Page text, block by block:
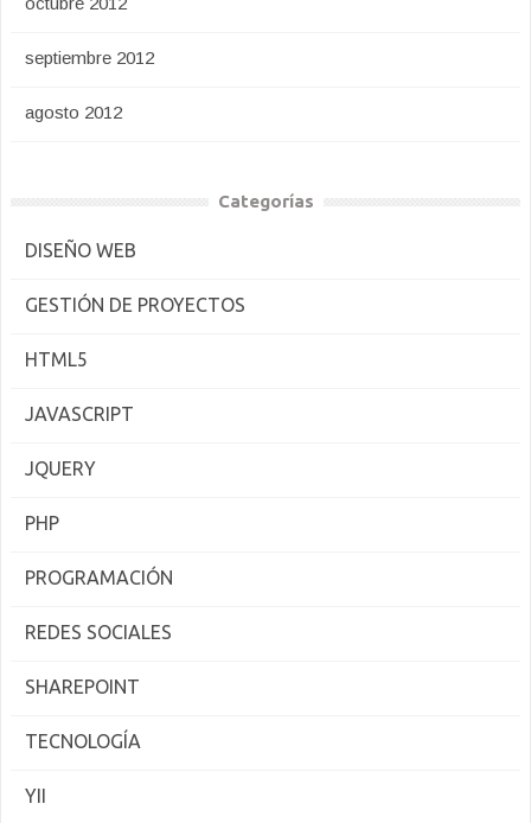
septiembre 2012
agosto 2012
Categorías
DISEÑO WEB
GESTIÓN DE PROYECTOS
HTML5
JAVASCRIPT
JQUERY
PHP
PROGRAMACIÓN
REDES SOCIALES
SHAREPOINT
TECNOLOGÍA
YII